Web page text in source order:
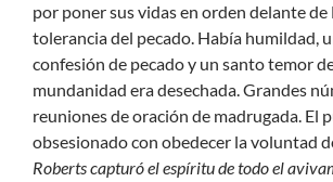
por poner sus vidas en orden delante
tolerancia del pecado. Había humildad,
confesión de pecado y un santo temor
mundanidad era desechada. Grandes
reuniones de oración de madrugada. El
obsesionado con obedecer la voluntad
Roberts capturó el espíritu de todo el